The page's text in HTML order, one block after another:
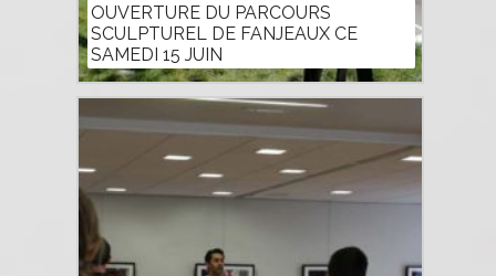
OUVERTURE DU PARCOURS
SCULPTUREL DE FANJEAUX CE
SAMEDI 15 JUIN